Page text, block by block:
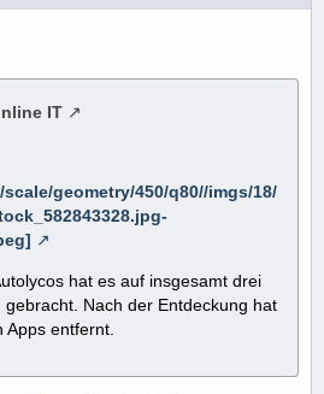
IT
geometry/450/q80//imgs/18/
hat es auf insgesamt drei
gebracht. Nach der Entdeckung hat
entfernt.